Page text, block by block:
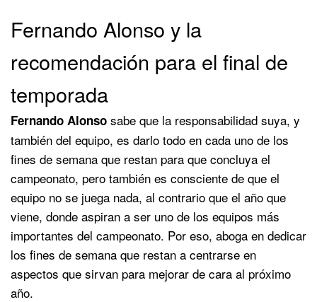
Fernando Alonso y la
recomendación para el final de
temporada
Fernando Alonso sabe que la responsabilidad suya, y
también del equipo, es darlo todo en cada uno de los
fines de semana que restan para que concluya el
campeonato, pero también es consciente de que el
equipo no se juega nada, al contrario que el año que
viene, donde aspiran a ser uno de los equipos más
importantes del campeonato. Por eso, aboga en dedicar
los fines de semana que restan a centrarse en
aspectos que sirvan para mejorar de cara al próximo
año.